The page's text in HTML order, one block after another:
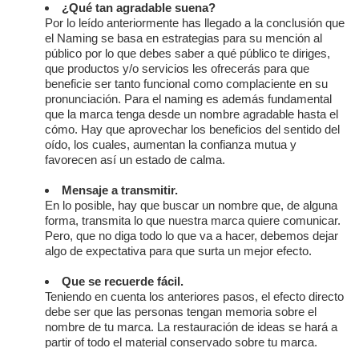
¿Qué tan agradable suena?
Por lo leído anteriormente has llegado a la conclusión que
el Naming se basa en estrategias para su mención al
público por lo que debes saber a qué público te diriges,
que productos y/o servicios les ofrecerás para que
beneficie ser tanto funcional como complaciente en su
pronunciación. Para el naming es además fundamental
que la marca tenga desde un nombre agradable hasta el
cómo. Hay que aprovechar los beneficios del sentido del
oído, los cuales, aumentan la confianza mutua y
favorecen así un estado de calma.
Mensaje a transmitir.
En lo posible, hay que buscar un nombre que, de alguna
forma, transmita lo que nuestra marca quiere comunicar.
Pero, que no diga todo lo que va a hacer, debemos dejar
algo de expectativa para que surta un mejor efecto.
Que se recuerde fácil.
Teniendo en cuenta los anteriores pasos, el efecto directo
debe ser que las personas tengan memoria sobre el
nombre de tu marca. La restauración de ideas se hará a
partir of todo el material conservado sobre tu marca.